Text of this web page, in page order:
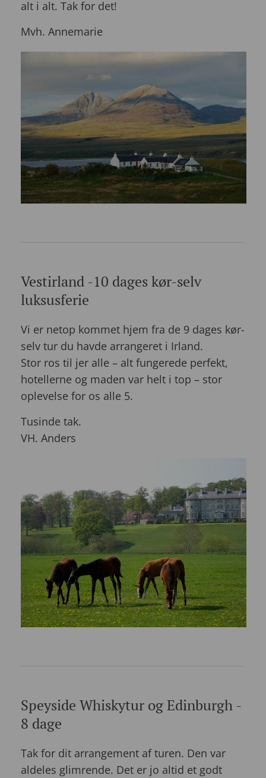
alt i alt. Tak for det!
Mvh. Annemarie
Vestirland -10 dages kør-selv
luksusferie
Vi er netop kommet hjem fra de 9 dages kør-
selv tur du havde arrangeret i Irland.
Stor ros til jer alle – alt fungerede perfekt,
hotellerne og maden var helt i top – stor
oplevelse for os alle 5.
Tusinde tak.
VH. Anders
Speyside Whiskytur og Edinburgh -
8 dage
Tak for dit arrangement af turen. Den var
aldeles glimrende. Det er jo altid et godt